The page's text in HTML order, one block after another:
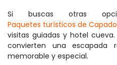
Si buscas otras
Paquetes turísticos de
visitas guiadas y hotel
convierten una escapada
memorable y especial.